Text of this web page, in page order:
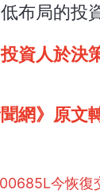
布局的投
資人於
網》原
今恢